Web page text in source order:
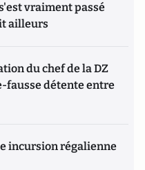
vraiment passé
ailleurs
du chef de la DZ
fausse détente entre
incursion régalienne